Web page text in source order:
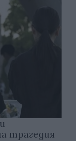
трагедия